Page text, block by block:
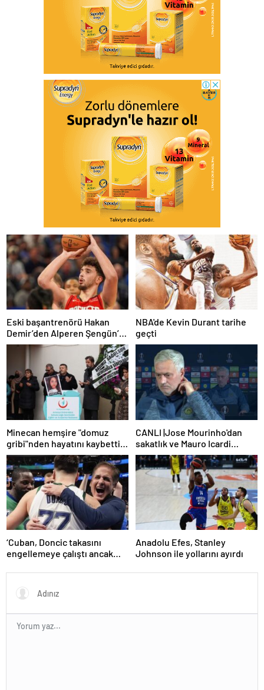
Eski başantrenörü Hakan
Demir’den Alperen Şengün’e
övgü
NBA'de Kevin Durant tarihe
geçti
Minecan hemşire "domuz
gribi"nden hayatını kaybetti –
Haberler | Sağlık Haberleri
CANLI |Jose Mourinho'dan
sakatlık ve Mauro Icardi
yanıtı! 'Kimse dokunamaz!'
‘Cuban, Doncic takasını
engellemeye çalıştı ancak
Haberleri
Anadolu Efes, Stanley
Johnson ile yollarını ayırdı